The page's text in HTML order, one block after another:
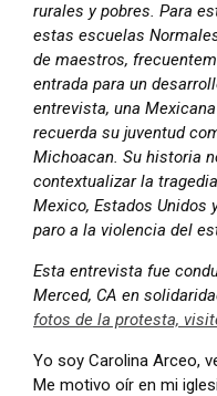
rurales y pobres. Para
estas escuelas
de maestros,
entrada para un
entrevista, una
recuerda su juventud
Michoacan. Su historia
contextualizar la
Mexico, Estados Unidos
paro a la violencia del
Esta entrevista fue
Merced, CA en
fotos de la protesta,
Yo soy Carolina Arceo,
Me motivo oír en mi